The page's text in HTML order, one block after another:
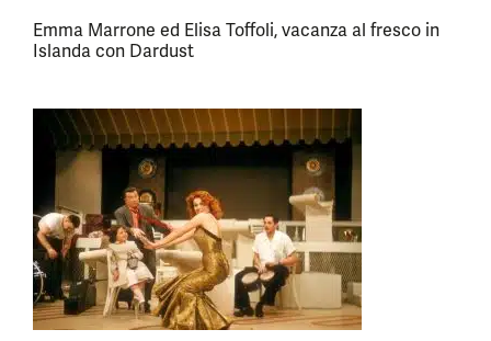
Emma Marrone ed Elisa Toffoli, vacanza al fresco in
Islanda con Dardust